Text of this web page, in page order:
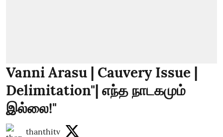
Vanni Arasu | Cauvery Issue |
Delimitation"| எந்த நாடகமும்
இல்லை!"
thanthitv